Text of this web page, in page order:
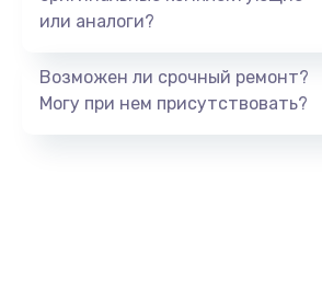
Тюнинг динамиков
или аналоги?
Возможен ли срочный ремонт?
Могу при нем присутствовать?